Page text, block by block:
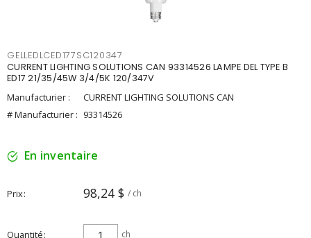
GELLEDLCED177SC120347
CURRENT LIGHTING SOLUTIONS CAN 93314526 LAMPE DEL TYPE B
ED17 21/35/45W 3/4/5K 120/347V
Manufacturier :
CURRENT LIGHTING SOLUTIONS CAN
# Manufacturier : 93314526
En inventaire
Prix 98,24 $ / ch
Quantité ch